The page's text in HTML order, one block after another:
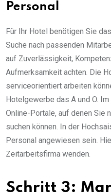
Personal
Für Ihr Hotel benötigen Sie
Suche nach passenden
auf Zuverlässigkeit,
Aufmerksamkeit achten. Die
serviceorientiert arbeiten
Hotelgewerbe das A und O.
Online-Portale, auf denen Sie
suchen können. In der
Personal angewiesen sein.
Zeitarbeitsfirma wenden.
Schritt 3: